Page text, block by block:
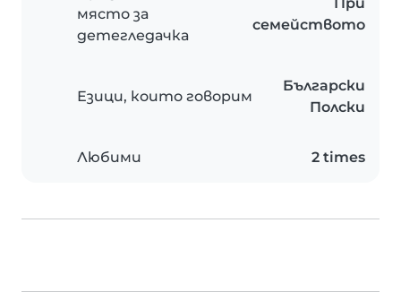
място за
детегледачка
При
семейството
Езици, които говорим
Български
Полски
Любими 2 times